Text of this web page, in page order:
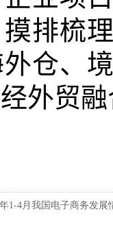
排梳
仓、
外贸
1-4月我国电子商务发展